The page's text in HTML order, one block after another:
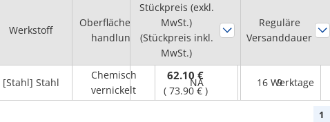
Werkstoff
Oberflächenbe
handlung
Passfedernut
Nabenbohrung
dH7
[Stahl] Stahl
Chemisch
vernickelt
NA 9
Stückpreis (exkl.
MwSt.)
(Stückpreis inkl.
MwSt.)
Reguläre
Versanddauer
62.10 €
( 73.90 € )
16 Werktage
1